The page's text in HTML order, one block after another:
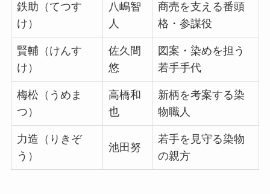
鉄助（てつす
け）
八嶋智
人
商売を支える番頭
格・参謀役
賢輔（けんす
け）
佐久間
悠
図案・染めを担う
若手手代
梅松（うめま
つ）
高橋和
也
新柄を考案する染
物職人
力造（りきぞ
う）
池田努
若手を見守る染物
の親方